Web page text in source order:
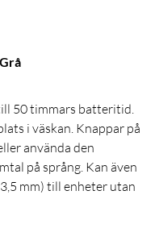
50 timmars batteritid.
i väskan. Knappar på
använda den
på språng. Kan även
mm) till enheter utan